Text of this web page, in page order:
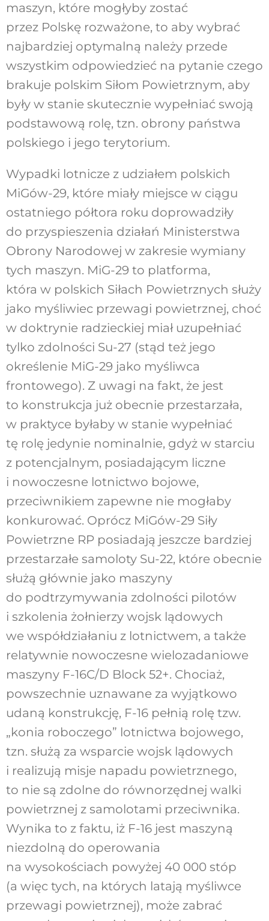
maszyn, które mogłyby zostać
przez Polskę rozważone, to aby wybrać
najbardziej optymalną należy przede
wszystkim odpowiedzieć na pytanie czego
brakuje polskim Siłom Powietrznym, aby
były w stanie skutecznie wypełniać swoją
podstawową rolę, tzn. obrony państwa
polskiego i jego terytorium.
Wypadki lotnicze z udziałem polskich
MiGów-29, które miały miejsce w ciągu
ostatniego półtora roku doprowadziły
do przyspieszenia działań Ministerstwa
Obrony Narodowej w zakresie wymiany
tych maszyn. MiG-29 to platforma,
która w polskich Siłach Powietrznych służy
jako myśliwiec przewagi powietrznej, choć
w doktrynie radzieckiej miał uzupełniać
tylko zdolności Su-27 (stąd też jego
określenie MiG-29 jako myśliwca
frontowego). Z uwagi na fakt, że jest
to konstrukcja już obecnie przestarzała,
w praktyce byłaby w stanie wypełniać
tę rolę jedynie nominalnie, gdyż w starciu
z potencjalnym, posiadającym liczne
i nowoczesne lotnictwo bojowe,
przeciwnikiem zapewne nie mogłaby
konkurować. Oprócz MiGów-29 Siły
Powietrzne RP posiadają jeszcze bardziej
przestarzałe samoloty Su-22, które obecnie
służą głównie jako maszyny
do podtrzymywania zdolności pilotów
i szkolenia żołnierzy wojsk lądowych
we współdziałaniu z lotnictwem, a także
relatywnie nowoczesne wielozadaniowe
maszyny F-16C/D Block 52+. Chociaż,
powszechnie uznawane za wyjątkowo
udaną konstrukcję, F-16 pełnią rolę tzw.
„konia roboczego” lotnictwa bojowego,
tzn. służą za wsparcie wojsk lądowych
i realizują misje napadu powietrznego,
to nie są zdolne do równorzędnej walki
powietrznej z samolotami przeciwnika.
Wynika to z faktu, iż F-16 jest maszyną
niezdolną do operowania
na wysokościach powyżej 40 000 stóp
(a więc tych, na których latają myśliwce
przewagi powietrznej), może zabrać